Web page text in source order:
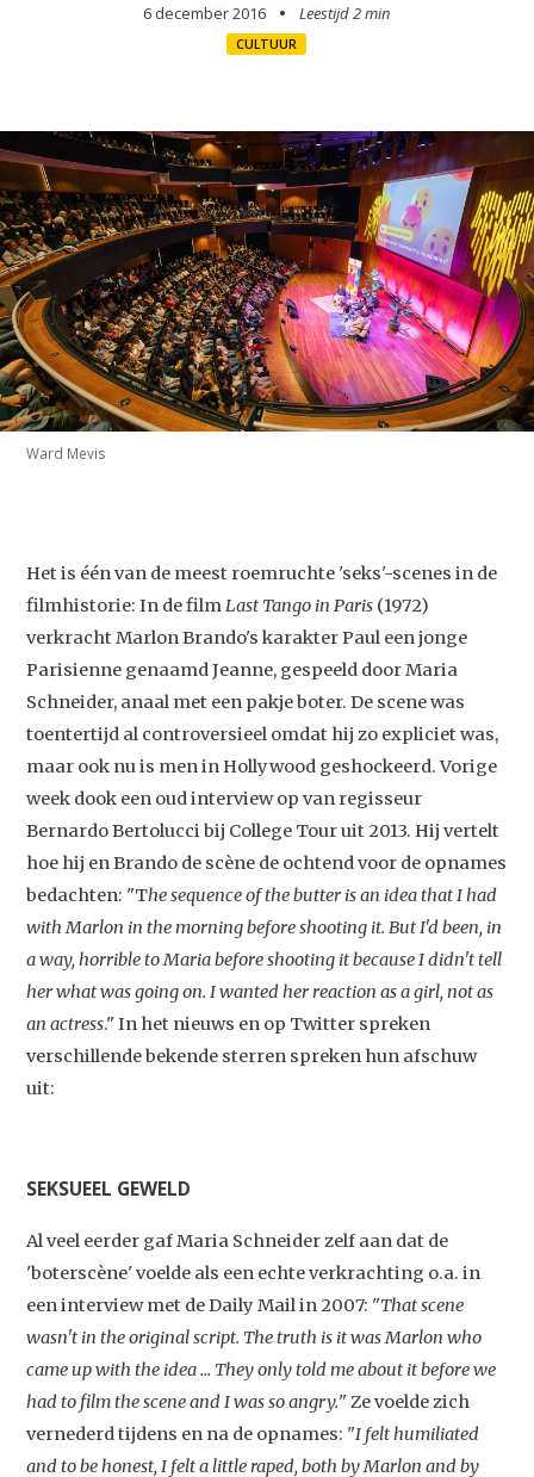
6 december 2016
Leestijd 2 min
CULTUUR
Ward Mevis
Het is één van de meest roemruchte 'seks'-scenes in de
filmhistorie: In de filmLast Tango in Paris (1972)
verkracht Marlon Brando's karakter Paul een jonge
Parisienne genaamd Jeanne, gespeeld door Maria
Schneider, anaal met een pakje boter. De scene was
toentertijd al controversieel omdat hij zo expliciet was,
maar ook nu is men in Hollywood geshockeerd. Vorige
week dook een oud interview op van regisseur
Bernardo Bertolucci bij College Tour uit 2013. Hij vertelt
hoe hij en Brando de scène de ochtend voor de opnames
bedachten: "The sequence of the butter is an idea that I had
with Marlon in the morning before shooting it. But I'd been, in
a way, horrible to Maria before shooting it because I didn't tell
her what was going on. I wanted her reaction as a girl, not as
an actress." In het nieuws en op Twitter spreken
verschillende bekende sterren spreken hun afschuw
uit:
SEKSUEEL GEWELD
Al veel eerder gaf Maria Schneider zelf aan dat de
'boterscène' voelde als een echte verkrachting o.a. in
een interview met de Daily Mail in 2007: "That scene
wasn't in the original script. The truth is it was Marlon who
came up with the idea ... They only told me about it before we
had to film the scene and I was so angry." Ze voelde zich
vernederd tijdens en na de opnames: "I felt humiliated
and to be honest, I felt a little raped, both by Marlon and by